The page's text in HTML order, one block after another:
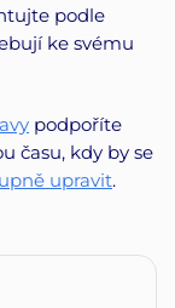
podle
ke svému
podpoříte
času, kdy by se
upravit.